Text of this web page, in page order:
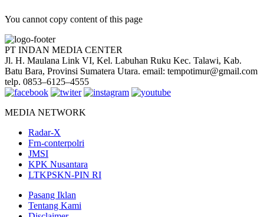
You cannot copy content of this page
PT INDAN MEDIA CENTER
Jl. H. Maulana Link VI, Kel. Labuhan Ruku Kec. Talawi, Kab.
Batu Bara, Provinsi Sumatera Utara. email: tempotimur@gmail.com
telp. 0853–6125–4555
MEDIA NETWORK
Radar-X
Frn-conterpolri
JMSI
KPK Nusantara
LTKPSKN-PIN RI
Pasang Iklan
Tentang Kami